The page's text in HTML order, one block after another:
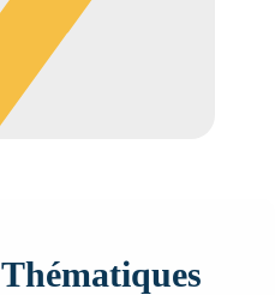
Thématiques